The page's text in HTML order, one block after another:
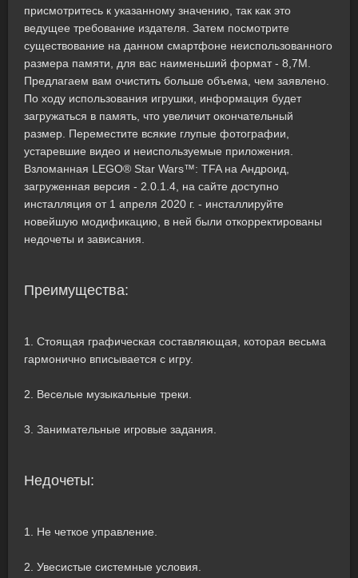
присмотритесь к указанному значению, так как это
ведущее требование издателя. Затем посмотрите
существование на данном смартфоне неиспользованного
размера памяти, для вас наименьший формат - 8,7M.
Предлагаем вам очистить больше объема, чем заявлено.
По ходу использования игрушки, информация будет
загружаться в память, что увеличит окончательный
размер. Переместите всякие глупые фотографии,
устаревшие видео и неиспользуемые приложения.
Взломанная LEGO® Star Wars™: TFA на Андроид,
загруженная версия - 2.0.1.4, на сайте доступно
инсталляция от 1 апреля 2020 г. - инсталлируйте
новейшую модификацию, в ней были откорректированы
недочеты и зависания.
Преимущества:
1. Стоящая графическая составляющая, которая весьма
гармонично вписывается с игру.
2. Веселые музыкальные треки.
3. Занимательные игровые задания.
Недочеты:
1. Не четкое управление.
2. Увесистые системные условия.